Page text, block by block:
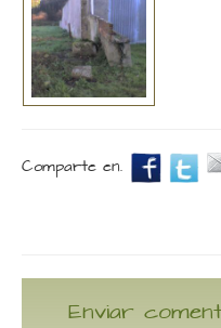
Comparte en.
Enviar